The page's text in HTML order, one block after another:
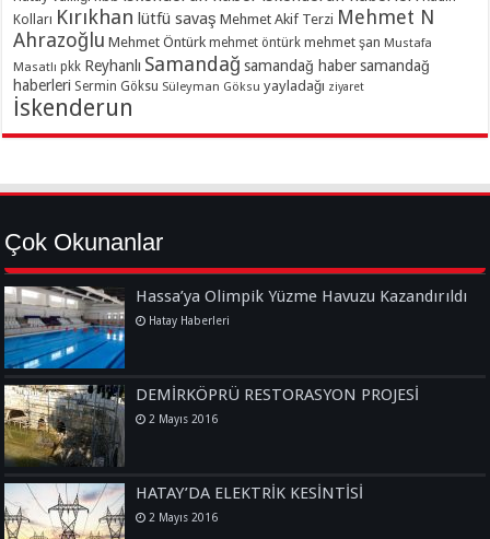
Kolları Kırıkhan lütfü savaş Mehmet Akif Terzi Mehmet N
Ahrazoğlu Mehmet Öntürk mehmet öntürk mehmet şan Mustafa
Masatlı pkk Reyhanlı Samandağ samandağ haber samandağ
haberleri Sermin Göksu Süleyman Göksu yayladağı ziyaret
İskenderun
Çok Okunanlar
Hassa’ya Olimpik Yüzme Havuzu Kazandırıldı
Hatay Haberleri
DEMİRKÖPRÜ RESTORASYON PROJESİ
2 Mayıs 2016
HATAY’DA ELEKTRİK KESİNTİSİ
2 Mayıs 2016